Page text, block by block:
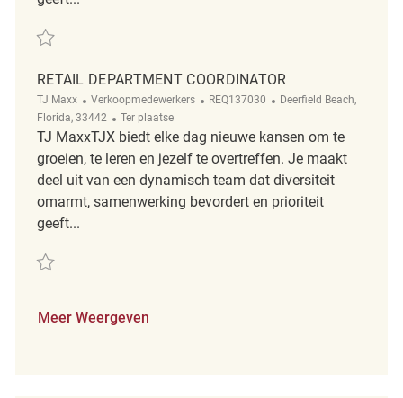
Redden Retail Department Coordinator REQ134538
RETAIL DEPARTMENT COORDINATOR
TJ Maxx Categorie
Verkoopmedewerkers ReqId
REQ137030 Plaats
Deerfield Beach,
Florida, 33442
Afgelegen
Ter plaatse
TJ MaxxTJX biedt elke dag nieuwe kansen om te
groeien, te leren en jezelf te overtreffen. Je maakt
deel uit van een dynamisch team dat diversiteit
omarmt, samenwerking bevordert en prioriteit
geeft...
Redden Retail Department Coordinator REQ137030
Meer Weergeven